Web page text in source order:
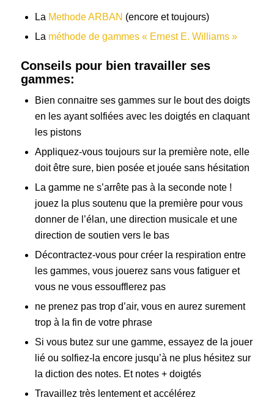
La Methode ARBAN (encore et toujours)
La méthode de gammes « Ernest E. Williams »
Conseils pour bien travailler ses
gammes:
Bien connaitre ses gammes sur le bout des doigts
en les ayant solfiées avec les doigtés en claquant
les pistons
Appliquez-vous toujours sur la première note, elle
doit être sure, bien posée et jouée sans hésitation
La gamme ne s’arrête pas à la seconde note !
jouez la plus soutenu que la première pour vous
donner de l’élan, une direction musicale et une
direction de soutien vers le bas
Décontractez-vous pour créer la respiration entre
les gammes, vous jouerez sans vous fatiguer et
vous ne vous essoufflerez pas
ne prenez pas trop d’air, vous en aurez surement
trop à la fin de votre phrase
Si vous butez sur une gamme, essayez de la jouer
lié ou solfiez-la encore jusqu’à ne plus hésitez sur
la diction des notes. Et notes + doigtés
Travaillez très lentement et accélérez